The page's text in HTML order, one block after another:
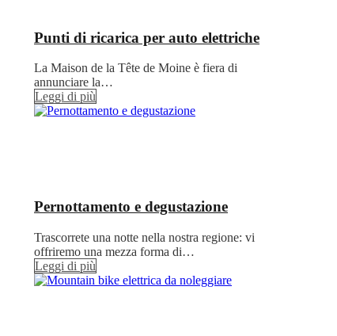
Punti di ricarica per auto elettriche
La Maison de la Tête de Moine è fiera di
annunciare la…
Leggi di più
Pernottamento e degustazione
Trascorrete una notte nella nostra regione: vi
offriremo una mezza forma di…
Leggi di più